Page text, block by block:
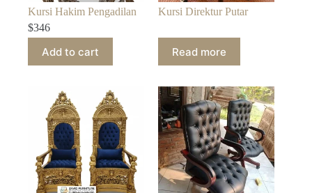
Kursi Hakim Pengadilan
$346
Add to cart
Kursi Direktur Putar
Read more